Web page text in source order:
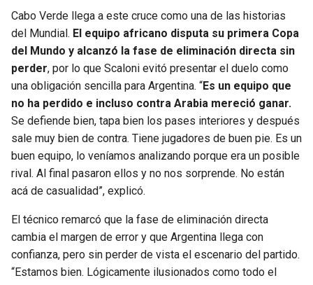
Cabo Verde llega a este cruce como una de las historias
del Mundial. El equipo africano disputa su primera Copa
del Mundo y alcanzó la fase de eliminación directa sin
perder, por lo que Scaloni evitó presentar el duelo como
una obligación sencilla para Argentina. “Es un equipo que
no ha perdido e incluso contra Arabia mereció ganar.
Se defiende bien, tapa bien los pases interiores y después
sale muy bien de contra. Tiene jugadores de buen pie. Es un
buen equipo, lo veníamos analizando porque era un posible
rival. Al final pasaron ellos y no nos sorprende. No están
acá de casualidad”, explicó.
El técnico remarcó que la fase de eliminación directa
cambia el margen de error y que Argentina llega con
confianza, pero sin perder de vista el escenario del partido.
“Estamos bien. Lógicamente ilusionados como todo el